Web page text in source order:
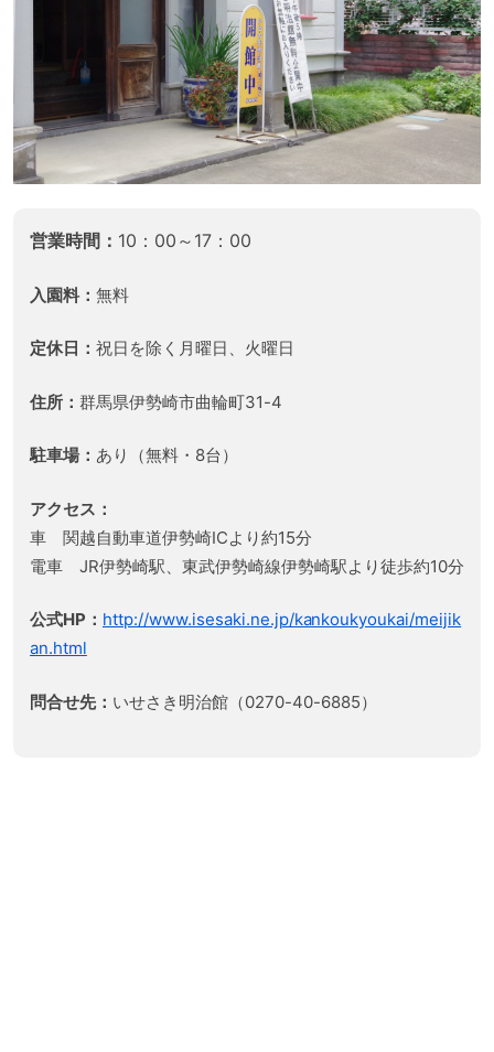
営業時間： 10：00～17：00
入園料： 無料
定休日： 祝日を除く月曜日、火曜日
住所： 群馬県伊勢崎市曲輪町31-4
駐車場： あり（無料・8台）
アクセス：
車 関越自動車道伊勢崎ICより約15分
電車 JR伊勢崎駅、東武伊勢崎線伊勢崎駅より徒歩約10分
公式HP： http://www.isesaki.ne.jp/kankoukyoukai/meijik
an.html
問合せ先： いせさき明治館（0270-40-6885）